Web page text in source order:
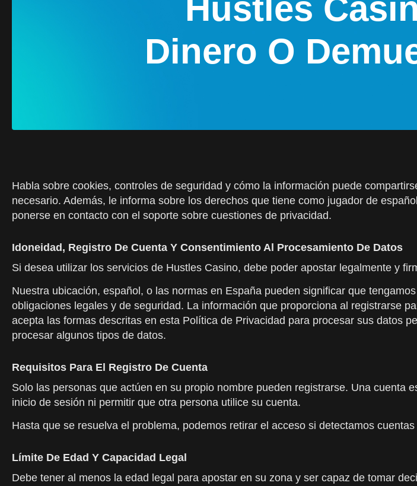
Hustles
Dinero O
Habla sobre cookies, controles de seguridad y cómo la información puede
necesario. Además, le informa sobre los derechos que tiene como jugador de
ponerse en contacto con el soporte sobre cuestiones de privacidad.
Idoneidad, Registro De Cuenta Y Consentimiento Al Procesamiento De Datos
Si desea utilizar los servicios de Hustles Casino, debe poder apostar legalmente y
Nuestra ubicación, español, o las normas en España pueden significar que
obligaciones legales y de seguridad. La información que proporciona al registrarse
acepta las formas descritas en esta Política de Privacidad para procesar sus datos
procesar algunos tipos de datos.
Requisitos Para El Registro De Cuenta
Solo las personas que actúen en su propio nombre pueden registrarse. Una cuenta
inicio de sesión ni permitir que otra persona utilice su cuenta.
Hasta que se resuelva el problema, podemos retirar el acceso si detectamos
Límite De Edad Y Capacidad Legal
Debe tener al menos la edad legal para apostar en su zona y ser capaz de tomar